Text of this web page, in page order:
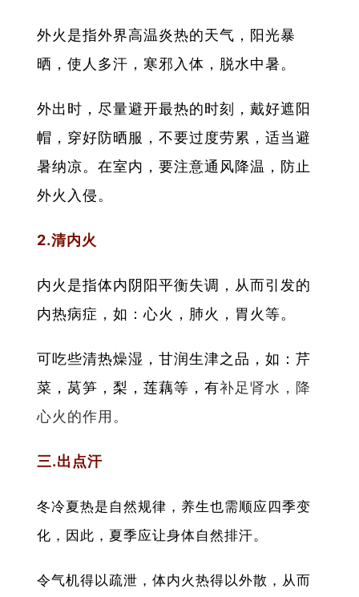
外火是指外界高温炎热的天气，阳光暴
晒，使人多汗，寒邪入体，脱水中暑。
外出时，尽量避开最热的时刻，戴好遮阳
帽，穿好防晒服，不要过度劳累，适当避
暑纳凉。在室内，要注意通风降温，防止
外火入侵。
2.清内火
内火是指体内阴阳平衡失调，从而引发的
内热病症，如：心火，肺火，胃火等。
可吃些清热燥湿，甘润生津之品，如：芹
菜，莴笋，梨，莲藕等，有补足肾水，降
心火的作用。
三.出点汗
冬冷夏热是自然规律，养生也需顺应四季变
化，因此，夏季应让身体自然排汗。
令气机得以疏泄，体内火热得以外散，从而